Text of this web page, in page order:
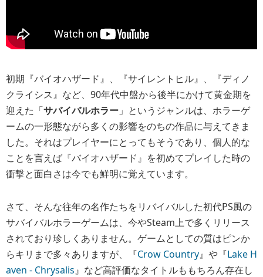
初期『バイオハザード』、『サイレントヒル』、『ディノ
クライシス』など、90年代中盤から後半にかけて黄金期を
迎えた「サバイバルホラー 」というジャンルは、ホラーゲ
ームの一形態ながら多くの影響をのちの作品に与えてきま
した。それはプレイヤーにとってもそうであり、個人的な
ことを言えば『バイオハザード』を初めてプレイした時の
衝撃と面白さは今でも鮮明に覚えています。
さて、そんな往年の名作たちをリバイバルした初代PS風の
サバイバルホラーゲームは、今やSteam上で多くリリース
されており珍しくありません。ゲームとしての質はピンか
らキリまで多々ありますが、『Crow Country』や『Lake H
aven - Chrysalis』など高評価なタイトルももちろん存在し